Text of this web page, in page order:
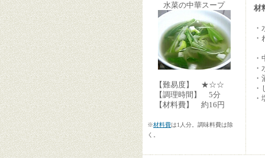
水菜の中華スープ
【難易度】 ★☆☆
【調理時間】 5分
【材料費】 約16円
※材料費は1人分。調味料費は除
く。
材
・
・
・
・
・